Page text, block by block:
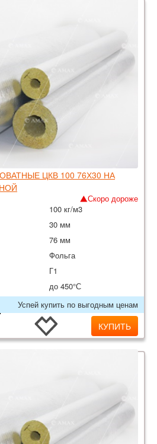
ЦКВ 100 76Х30 НА
Скоро дороже
100 кг/м3
30 мм
76 мм
Фольга
Г1
до 450°С
Успей купить по выгодным ценам
КУПИТЬ